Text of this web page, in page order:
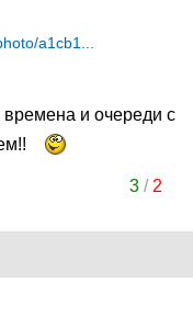
a1cb1...
времена и очереди с
3/ 2